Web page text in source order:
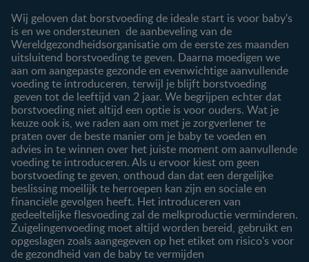
Over ons
Contact
Inloggen / inschrijven
Producten
Onze producten
Wij geloven dat borstvoeding de ideale start is voor baby's
is en we ondersteunen de aanbeveling van de
Wereldgezondheidsorganisatie om de eerste zes maanden
uitsluitend borstvoeding te geven. Daarna moedigen we
aan om aangepaste gezonde en evenwichtige aanvullende
voeding te introduceren, terwijl je blijft borstvoeding
geven tot de leeftijd van 2 jaar. We begrijpen echter dat
borstvoeding niet altijd een optie is voor ouders. Wat je
keuze ook is, we raden aan om met je zorgverlener te
praten over de beste manier om je baby te voeden en
advies in te winnen over het juiste moment om aanvullende
voeding te introduceren. Als u ervoor kiest om geen
borstvoeding te geven, onthoud dan dat een dergelijke
beslissing moeilijk te herroepen kan zijn en sociale en
financiële gevolgen heeft. Het introduceren van
gedeeltelijke flesvoeding zal de melkproductie verminderen.
Zuigelingenvoeding moet altijd worden bereid, gebruikt en
opgeslagen zoals aangegeven op het etiket om risico's voor
de gezondheid van de baby te vermijden